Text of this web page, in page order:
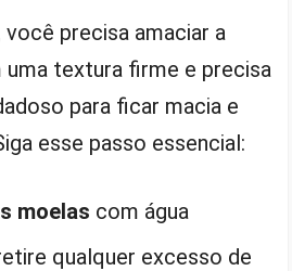
precisa amaciar a
uma textura firme e precisa
para ficar macia e
esse passo essencial:
moelas com água
qualquer excesso de